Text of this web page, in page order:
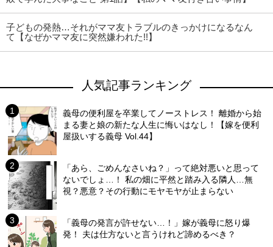
子どもの発熱…それがママ友トラブルのきっかけになるなん
て【なぜかママ友に突然嫌われた!!】
人気記事ランキング
義母の便利屋を卒業してノーストレス！ 離婚から始
まる妻と娘の新たな人生に悔いはなし！【嫁を便利
屋扱いする義母 Vol.44】
「あら、ごめんなさいね？」って絶対悪いと思って
ないでしょ…！ 私の畑に平然と踏み入る隣人…無
視？悪意？その行動にモヤモヤが止まらない
「義母の発言が許せない…！」嫁が義母に怒り爆
発！ 夫は仕方ないと言うけれど諦めるべき？